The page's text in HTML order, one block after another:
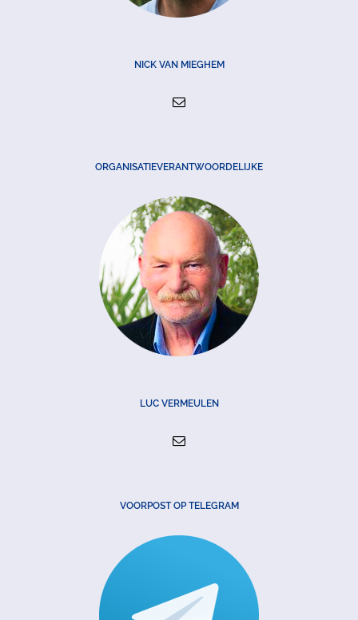
NICK VAN MIEGHEM
ORGANISATIEVERANTWOORDELIJKE
LUC VERMEULEN
VOORPOST OP TELEGRAM